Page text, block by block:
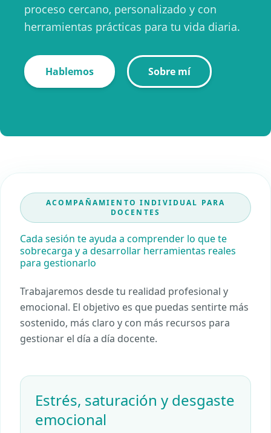
proceso cercano, personalizado y con
herramientas prácticas para tu vida diaria.
Hablemos Sobre mí
ACOMPAÑAMIENTO INDIVIDUAL PARA
DOCENTES
Cada sesión te ayuda a comprender lo que te
sobrecarga y a desarrollar herramientas reales
para gestionarlo
Trabajaremos desde tu realidad profesional y
emocional. El objetivo es que puedas sentirte más
sostenido, más claro y con más recursos para
gestionar el día a día docente.
Estrés, saturación y desgaste
emocional